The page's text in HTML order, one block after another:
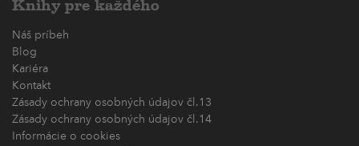
Knihy pre každého
Náš príbeh
Blog
Kariéra
Kontakt
Zásady ochrany osobných údajov čl.13
Zásady ochrany osobných údajov čl.14
Informácie o cookies